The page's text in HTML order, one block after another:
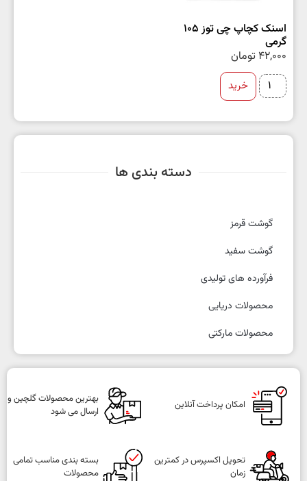
دسته بندی ها
گوشت قرمز
گوشت سفید
فرآورده های تولیدی
محصولات دریایی
محصولات مارکتی
اسنک کچاپ چی توز 105
گرمی
42,000 تومان
خرید
امکان پرداخت آنلاین
بهترین محصولات گلچین و
ارسال می شود
تحویل اکسپرس در کمترین
زمان
بسته بندی مناسب تمامی
محصولات